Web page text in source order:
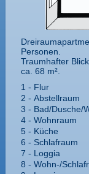
Personen.
Traumhafter
ca. 68 m².
1 - Flur
2 - Abstellraum
3 - Bad/​Dusche/​
4 - Wohnraum
5 - Küche
6 - Schlafraum
7 - Loggia
8 - Wohn-/​